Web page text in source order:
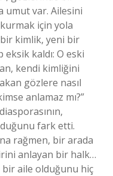
umut var. Ailesini
için yola
bir kimlik, yeni bir
kaldı: O eski
kendi kimliğini
gözlere nasıl
anlamaz mı?”
fark etti.
rağmen, bir arada
anlayan bir halk…
bir aile olduğunu hiç